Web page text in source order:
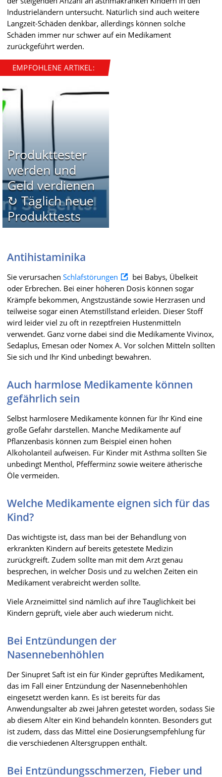
Industrieländern untersucht. Natürlich sind auch weitere
Langzeit-Schäden denkbar, allerdings können solche
Schäden immer nur schwer auf ein Medikament
zurückgeführt werden.
EMPFOHLENE ARTIKEL:
Produkttester
werden und
Geld verdienen
↻ Täglich neue
Produkttests
Antihistaminika
Sie verursachen Schlafstörungen
bei Babys, Übelkeit
oder Erbrechen. Bei einer höheren Dosis können sogar
Krämpfe bekommen, Angstzustände sowie Herzrasen und
teilweise sogar einen Atemstillstand erleiden. Dieser Stoff
wird leider viel zu oft in rezeptfreien Hustenmitteln
verwendet. Ganz vorne dabei sind die Medikamente Vivinox,
Sedaplus, Emesan oder Nomex A. Vor solchen Mitteln sollten
Sie sich und Ihr Kind unbedingt bewahren.
Auch harmlose Medikamente können
gefährlich sein
Selbst harmlosere Medikamente können für Ihr Kind eine
große Gefahr darstellen. Manche Medikamente auf
Pflanzenbasis können zum Beispiel einen hohen
Alkoholanteil aufweisen. Für Kinder mit Asthma sollten Sie
unbedingt Menthol, Pfefferminz sowie weitere ätherische
Öle vermeiden.
Welche Medikamente eignen sich für das
Kind?
Das wichtigste ist, dass man bei der Behandlung von
erkrankten Kindern auf bereits getestete Medizin
zurückgreift. Zudem sollte man mit dem Arzt genau
besprechen, in welcher Dosis und zu welchen Zeiten ein
Medikament verabreicht werden sollte.
Viele Arzneimittel sind nämlich auf ihre Tauglichkeit bei
Kindern geprüft, viele aber auch wiederum nicht.
Bei Entzündungen der
Nasennebenhöhlen
Der Sinupret Saft ist ein für Kinder geprüftes Medikament,
das im Fall einer Entzündung der Nasennebenhöhlen
eingesetzt werden kann. Es ist bereits für das
Anwendungsalter ab zwei Jahren getestet worden, sodass Sie
ab diesem Alter ein Kind behandeln könnten. Besonders gut
ist zudem, dass das Mittel eine Dosierungsempfehlung für
die verschiedenen Altersgruppen enthält.
Bei Entzündungsschmerzen, Fieber und